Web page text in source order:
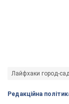
Лайфхаки город-сад
Редакційна